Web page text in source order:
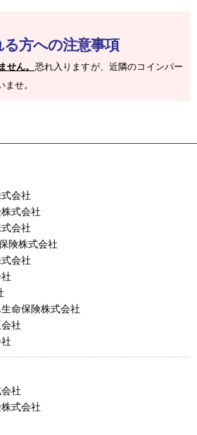
方への注意事項
せん。 恐れ入りますが、近隣のコインパー
せ。
会社
式会社
会社
険株式会社
会社
命保険株式会社
社
社
式会社